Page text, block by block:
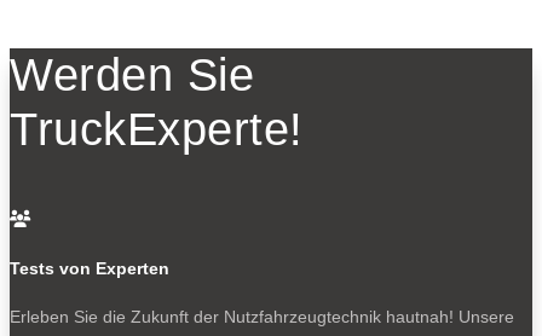
Werden Sie
TruckExperte!

Tests von Experten
Erleben Sie die Zukunft der Nutzfahrzeugtechnik hautnah! Unsere